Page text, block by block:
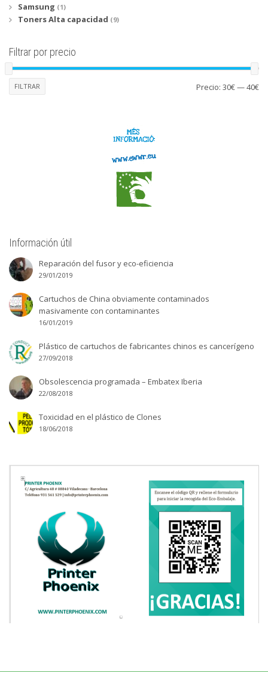
Samsung (1)
Toners Alta capacidad (9)
Filtrar por precio
FILTRAR Precio: 30€—40€
Información útil
Reparación del fusor y eco-eficiencia
29/01/2019
Cartuchos de China obviamente contaminados
masivamente con contaminantes
16/01/2019
Plástico de cartuchos de fabricantes chinos es cancerígeno
27/09/2018
Obsolescencia programada – Embatex Iberia
22/08/2018
Toxicidad en el plástico de Clones
18/06/2018